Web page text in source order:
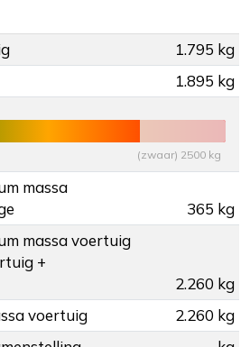
1.795 kg
1.895 kg
(zwaar) 2500 kg
massa
365 kg
massa voertuig
+
2.260 kg
voertuig
2.260 kg